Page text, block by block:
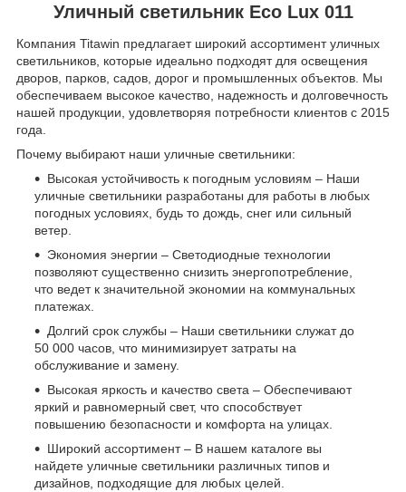
Уличный светильник Eco Lux 011
Компания Titawin предлагает широкий ассортимент уличных
светильников, которые идеально подходят для освещения
дворов, парков, садов, дорог и промышленных объектов. Мы
обеспечиваем высокое качество, надежность и долговечность
нашей продукции, удовлетворяя потребности клиентов с 2015
года.
Почему выбирают наши уличные светильники:
Высокая устойчивость к погодным условиям – Наши
уличные светильники разработаны для работы в любых
погодных условиях, будь то дождь, снег или сильный
ветер.
Экономия энергии – Светодиодные технологии
позволяют существенно снизить энергопотребление,
что ведет к значительной экономии на коммунальных
платежах.
Долгий срок службы – Наши светильники служат до
50 000 часов, что минимизирует затраты на
обслуживание и замену.
Высокая яркость и качество света – Обеспечивают
яркий и равномерный свет, что способствует
повышению безопасности и комфорта на улицах.
Широкий ассортимент – В нашем каталоге вы
найдете уличные светильники различных типов и
дизайнов, подходящие для любых целей.